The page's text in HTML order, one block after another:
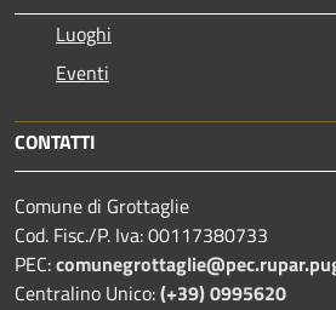
Luoghi
Eventi
CONTATTI
Comune di Grottaglie
Cod. Fisc./P. Iva: 00117380733
PEC:
Centralino Unico:(+39) 0995620